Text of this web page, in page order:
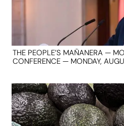
THE PEOPLE’S MAÑANERA —
CONFERENCE — MONDAY,